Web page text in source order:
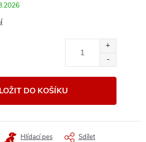
DO KOŠÍKU
Hlídací pes Sdílet